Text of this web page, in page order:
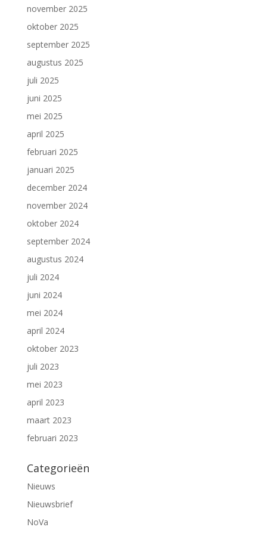
november 2025
oktober 2025
september 2025
augustus 2025
juli 2025
juni 2025
mei 2025
april 2025
februari 2025
januari 2025
december 2024
november 2024
oktober 2024
september 2024
augustus 2024
juli 2024
juni 2024
mei 2024
april 2024
oktober 2023
juli 2023
mei 2023
april 2023
maart 2023
februari 2023
Categorieën
Nieuws
Nieuwsbrief
NoVa